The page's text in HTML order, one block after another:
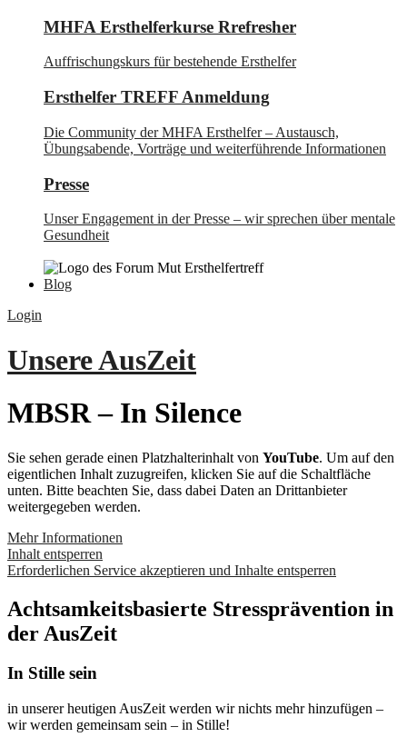
MHFA Ersthelferkurse Rrefresher
Auffrischungskurs für bestehende Ersthelfer
Ersthelfer TREFF Anmeldung
Die Community der MHFA Ersthelfer – Austausch,
Übungsabende, Vorträge und weiterführende Informationen
Presse
Unser Engagement in der Presse – wir sprechen über mentale
Gesundheit
Blog
Login
Unsere AusZeit
MBSR – In Silence
Sie sehen gerade einen Platzhalterinhalt von YouTube. Um auf den
eigentlichen Inhalt zuzugreifen, klicken Sie auf die Schaltfläche
unten. Bitte beachten Sie, dass dabei Daten an Drittanbieter
weitergegeben werden.
Mehr Informationen
Inhalt entsperren
Erforderlichen Service akzeptieren und Inhalte entsperren
Achtsamkeitsbasierte Stressprävention in
der AusZeit
In Stille sein
in unserer heutigen AusZeit werden wir nichts mehr hinzufügen –
wir werden gemeinsam sein – in Stille!